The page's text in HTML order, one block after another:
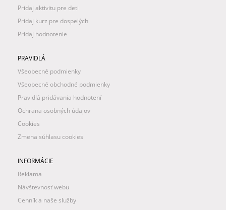
Pridaj aktivitu pre deti
Pridaj kurz pre dospelých
Pridaj hodnotenie
PRAVIDLÁ
Všeobecné podmienky
Všeobecné obchodné podmienky
Pravidlá pridávania hodnotení
Ochrana osobných údajov
Cookies
Zmena súhlasu cookies
INFORMÁCIE
Reklama
Návštevnosť webu
Cenník a naše služby